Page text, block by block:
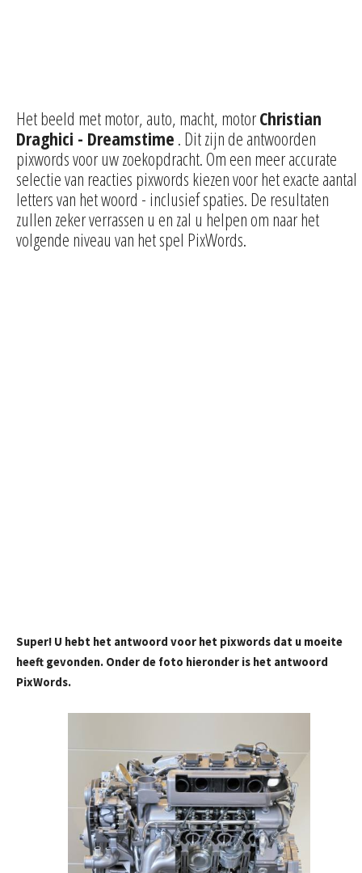
Het beeld met motor, auto, macht, motorChristian
Draghici - Dreamstime . Dit zijn de antwoorden
pixwords voor uw zoekopdracht. Om een meer accurate
selectie van reacties pixwords kiezen voor het exacte aantal
letters van het woord - inclusief spaties. De resultaten
zullen zeker verrassen u en zal u helpen om naar het
volgende niveau van het spel PixWords.
Super! U hebt het antwoord voor het pixwords dat u moeite
heeft gevonden. Onder de foto hieronder is het antwoord
PixWords.